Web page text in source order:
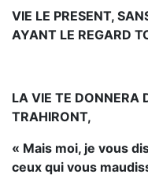
VIE LE PRESENT,
AYANT LE REGARD
LA VIE TE DONNERA
TRAHIRONT,
« Mais moi, je vous
ceux qui vous